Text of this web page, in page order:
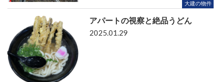
大建の物件
アパートの視察と絶品うどん
2025.01.29